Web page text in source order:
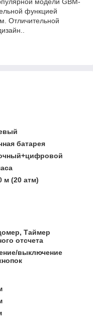
функцией
Отличительной
батарея
м (20 атм)
Таймер
отсчета
выключение